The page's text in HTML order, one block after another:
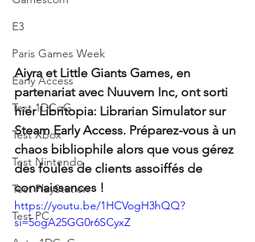
E3
Paris Games Week
Early Access
Test 1DCoG
Test Xbox
Test Nintendo
Test PlayStation
Test PC
Aiyra et Little Giants Games, en
partenariat avec Nuuvem Inc, ont sorti
hier Libritopia: Librarian Simulator sur
Steam Early Access. Préparez-vous à un
chaos bibliophile alors que vous gérez
des foules de clients assoiffés de
connaissances !
https://youtu.be/1HCVogH3hQQ?
si=5ogA25GG0r6SCyxZ